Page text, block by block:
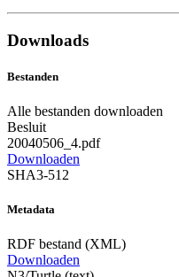
Downloads
Bestanden
Alle bestanden downloaden
Besluit
20040506_4.pdf
Downloaden
SHA3-512
Metadata
RDF bestand (XML)
Downloaden